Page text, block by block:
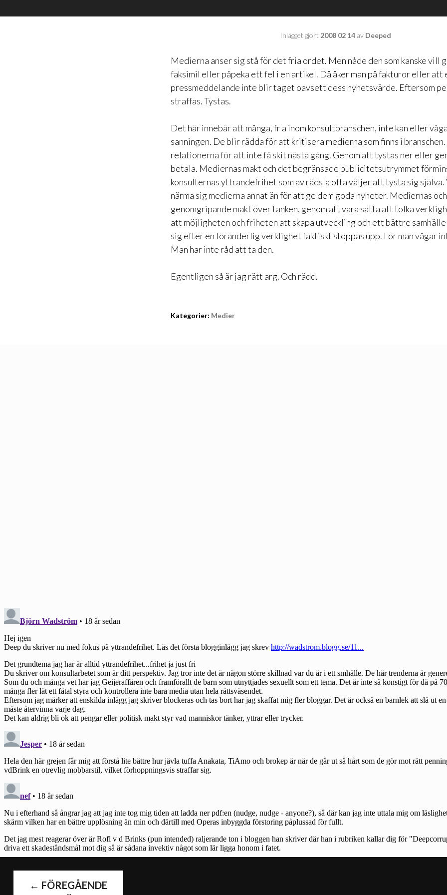
Inlägget gjort 2008 02 14av Deeped
Medierna anser sig stå för det fria ordet. Men nåde den som kanske vill
faksimil eller påpeka ett fel i en artikel. Då åker man på fakturor eller att
pressmeddelande inte blir taget oavsett dess nyhetsvärde. Eftersom
straffas. Tystas.
Det här innebär att många, fr a inom konsultbranschen, inte kan eller
sanningen. De blir rädda för att kritisera medierna som finns i branschen.
relationerna för att inte få skit nästa gång. Genom att tystas ner eller
betala. Mediernas makt och det begränsade publicitetsutrymmet
konsulternas yttrandefrihet som av rädsla ofta väljer att tysta sig själva.
närma sig medierna annat än för att ge dem goda nyheter. Mediernas
genomgripande makt över tanken, genom att vara satta att tolka
att möjligheten och friheten att skapa utveckling och ett bättre samhälle
sig efter en föränderlig verklighet faktiskt stoppas upp. För man vågar
Man har inte råd att ta den.
Egentligen så är jag rätt arg. Och rädd.
Kategorier: Medier
← FÖREGÅENDE